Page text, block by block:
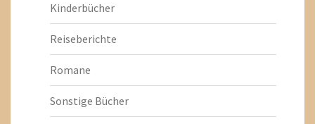
Kinderbücher
Reiseberichte
Romane
Sonstige Bücher